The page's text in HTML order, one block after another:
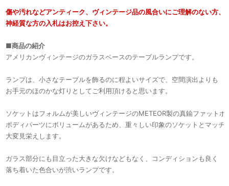
傷や汚れなどアンティーク、ヴィンテージ品の風合いにご理解のない方、
神経質な方の入札はお控え下さい。
■商品の紹介
アメリカンヴィンテージのガラスベースのテーブルランプです。
ランプは、小さなテーブルを飾るのに程よいサイズで、空間演出よりも
お手元のほのかな灯りとしてご利用頂けると思います。
ソケットはフォルムが美しいヴィンテージのMETEOR製の真鍮ファットボ
ボディパーツにボリュームがあるため、重々しい印象のソケットとマッチ
大変見栄えします。
ガラス部分にも目立った大きな欠けなどもなく、コンディションも良く
落ち着いた色合いが渋いランプです。